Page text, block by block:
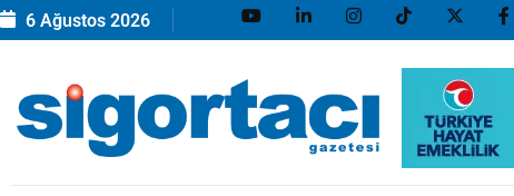
6 Ağustos 2026